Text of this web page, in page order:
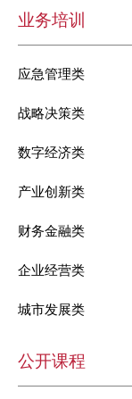
业务培训
应急管理类
战略决策类
数字经济类
产业创新类
财务金融类
企业经营类
城市发展类
公开课程